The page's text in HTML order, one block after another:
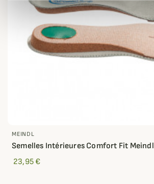
MEINDL
Semelles Intérieures Comfort Fit Meindl
23,95 €